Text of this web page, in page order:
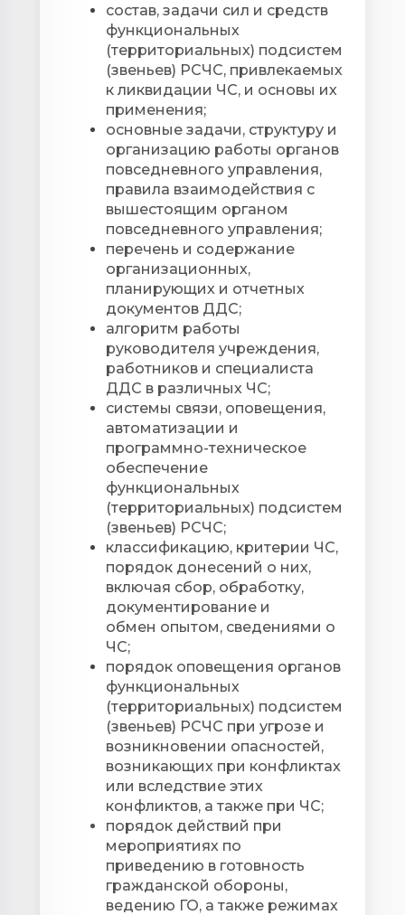
состав, задачи сил и средств
функциональных
(территориальных) подсистем
(звеньев) РСЧС, привлекаемых
к ликвидации ЧС, и основы их
применения;
основные задачи, структуру и
организацию работы органов
повседневного управления,
правила взаимодействия с
вышестоящим органом
повседневного управления;
перечень и содержание
организационных,
планирующих и отчетных
документов ДДС;
алгоритм работы
руководителя учреждения,
работников и специалиста
ДДС в различных ЧС;
системы связи, оповещения,
автоматизации и
программно-техническое
обеспечение
функциональных
(территориальных) подсистем
(звеньев) РСЧС;
классификацию, критерии ЧС,
порядок донесений о них,
включая сбор, обработку,
документирование и
обмен опытом, сведениями о
ЧС;
порядок оповещения органов
функциональных
(территориальных) подсистем
(звеньев) РСЧС при угрозе и
возникновении опасностей,
возникающих при конфликтах
или вследствие этих
конфликтов, а также при ЧС;
порядок действий при
мероприятиях по
приведению в готовность
гражданской обороны,
ведению ГО, а также режимах